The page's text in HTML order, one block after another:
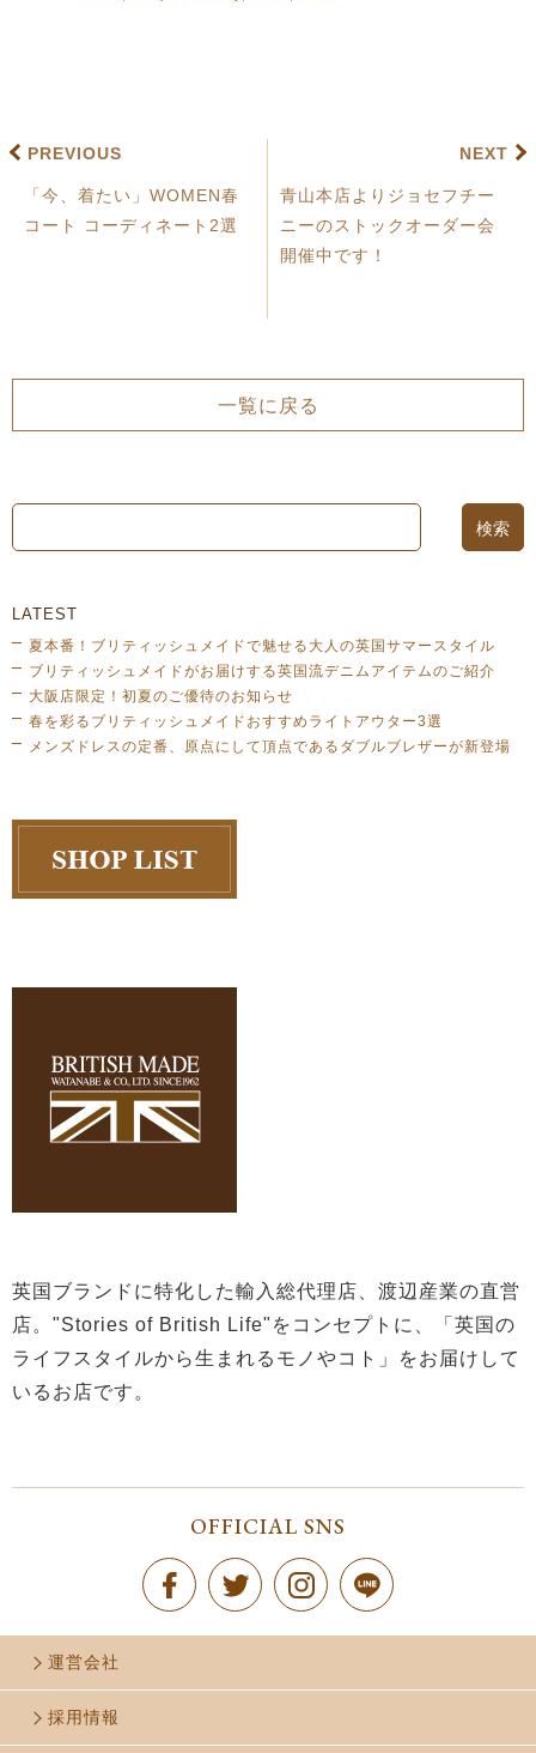
LATEST
夏本番！ブリティッシュメイドで魅せる大人の英国サマースタイル
ブリティッシュメイドがお届けする英国流デニムアイテムのご紹介
大阪店限定！初夏のご優待のお知らせ
春を彩るブリティッシュメイドおすすめライトアウター3選
メンズドレスの定番、原点にして頂点であるダブルブレザーが新登場
英国ブランドに特化した輸入総代理店、渡辺産業の直営
店。"Stories of British Life"をコンセプトに、「英国の
ライフスタイルから生まれるモノやコト」をお届けして
いるお店です。
PREVIOUS
「今、着たい」WOMEN春
コート コーディネート2選
NEXT
青山本店よりジョセフチー
ニーのストックオーダー会
開催中です！
一覧に戻る
OFFICIAL SNS
運営会社
採用情報